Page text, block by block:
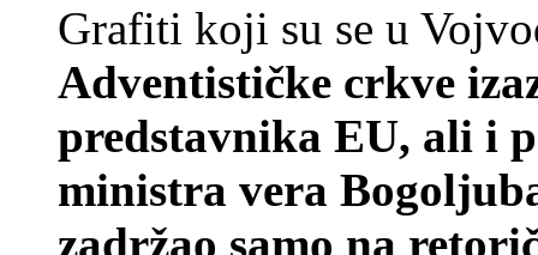
Grafiti koji su se u
Adventističke crkve
predstavnika EU, ali i
ministra vera
zadržao samo na